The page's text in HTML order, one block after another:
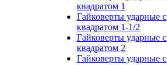
квадратом 1
Гайковерты ударные с
квадратом 1-1/2
Гайковерты ударные с
квадратом 2
Гайковерты ударные с